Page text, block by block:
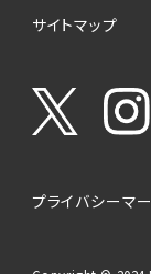
サイトマップ
プライバシーマ